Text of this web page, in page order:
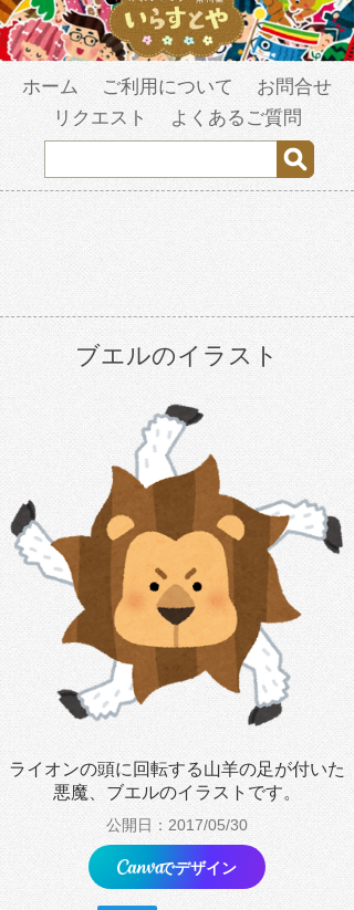
ホーム ご利用について
お問合せ
リクエスト
よくあるご質問
ブエルのイラスト
ライオンの頭に回転する山羊の足が付いた
悪魔、ブエルのイラストです。
公開日：2017/05/30
でデザイン